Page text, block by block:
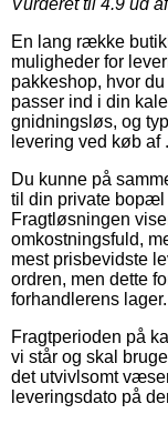
Vurderet til 4.9 ud
En lang række
muligheder for
pakkeshop, hvor
passer ind i din
gnidningsløs, og
levering ved køb af .
Du kunne på
til din private bopæl
Fragtløsningen
omkostningsfuld,
mest prisbevidste
ordren, men dette
forhandlerens lager.
Fragtperioden på
vi står og skal
det utvivlsomt
leveringsdato på